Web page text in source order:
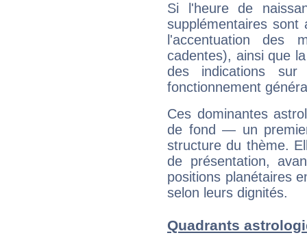
Si l'heure de
supplémentaires sont
l'accentuation des
cadentes), ainsi que
des indications sur
fonctionnement
Ces dominantes
de fond — un
structure du thème.
de présentation,
positions planétaires
selon leurs dignités.
Quadrants